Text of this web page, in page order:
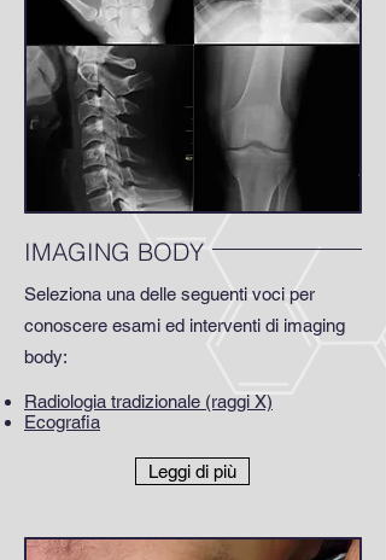
IMAGING BODY
Seleziona una delle seguenti voci per
conoscere esami ed interventi di imaging
body:
Radiologia tradizionale (raggi X)
Ecografia
Leggi di più